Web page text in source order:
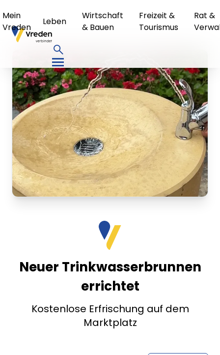
Mein
Vreden
Leben
Wirtschaft
& Bauen
Freizeit &
Tourismus
Rat &
Neuer Trinkwasserbrunnen
errichtet
Kostenlose Erfrischung auf dem
Marktplatz